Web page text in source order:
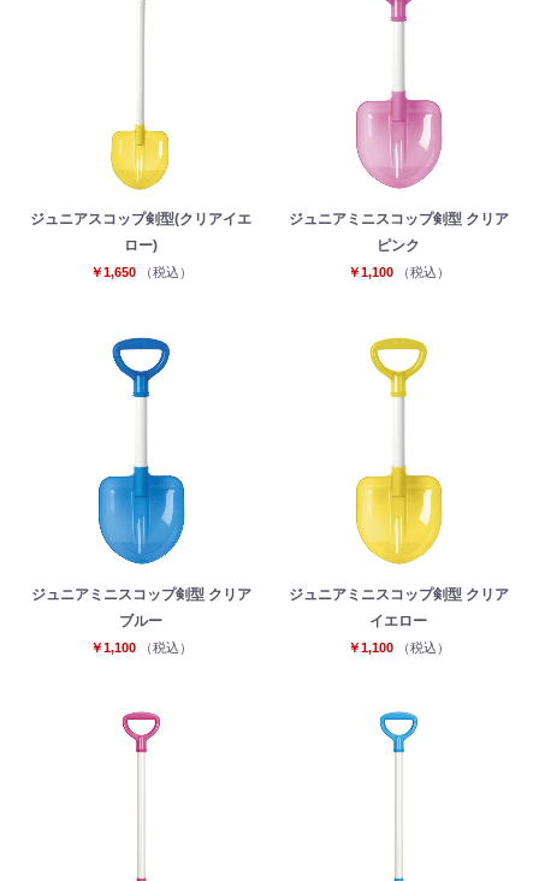
ジュニアスコップ剣型(クリアイエ
ロー)
￥1,650 （税込）
ジュニアミニスコップ剣型 クリア
ピンク
￥1,100 （税込）
ジュニアミニスコップ剣型 クリア
ブルー
￥1,100 （税込）
ジュニアミニスコップ剣型 クリア
イエロー
￥1,100 （税込）